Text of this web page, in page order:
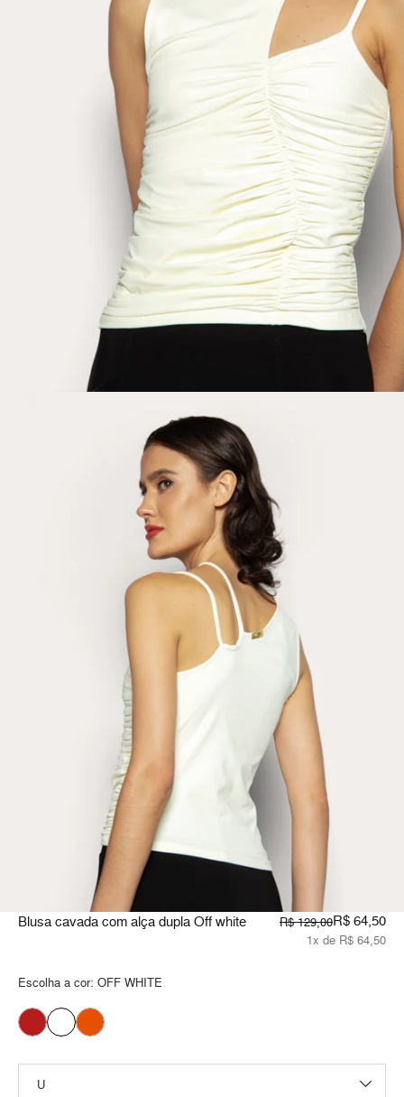
Blusa cavada com alça dupla Off white R$ 129,00R$ 64,50
1x de R$ 64,50
Escolha a cor: OFF WHITE